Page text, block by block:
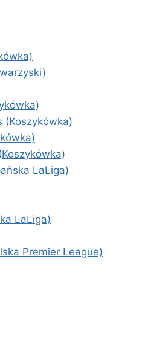
(Koszykówka)
LaLiga)
LaLiga)
Premier League)